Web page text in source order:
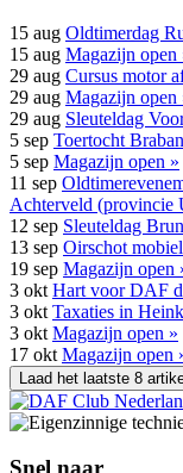
15 aug Oldtimerdag
15 aug Magazijn open
29 aug Cursus motor
29 aug Magazijn open
29 aug Sleuteldag
5 sep Toertocht
5 sep Magazijn open »
11 sep
Achterveld (provincie
12 sep Sleuteldag
13 sep Oirschot
19 sep Magazijn open
3 okt Hart voor DAF
3 okt Taxaties in
3 okt Magazijn open »
17 okt Magazijn open
Laad het laatste 8
Snel naar